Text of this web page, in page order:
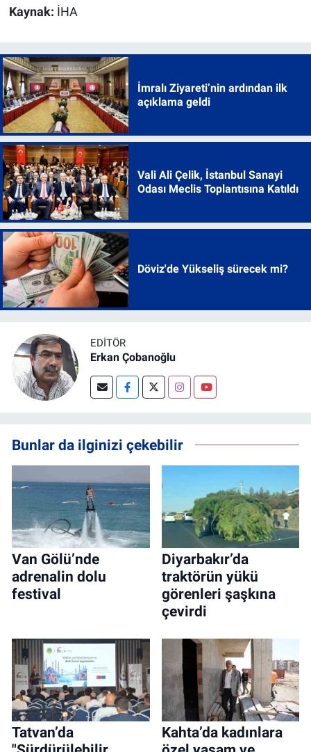
Kaynak: İHA
İmralı Ziyareti’nin ardından ilk
açıklama geldi
Vali Ali Çelik, İstanbul Sanayi
Odası Meclis Toplantısına Katıldı
Döviz'de Yükseliş sürecek mi?
EDITÖR
Erkan Çobanoğlu
Bunlar da ilginizi çekebilir
Van Gölü’nde
adrenalin dolu
festival
Diyarbakır’da
traktörün yükü
görenleri şaşkına
çevirdi
Tatvan’da
Kahta’da kadınlara